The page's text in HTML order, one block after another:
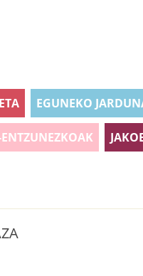
EGUNEKO